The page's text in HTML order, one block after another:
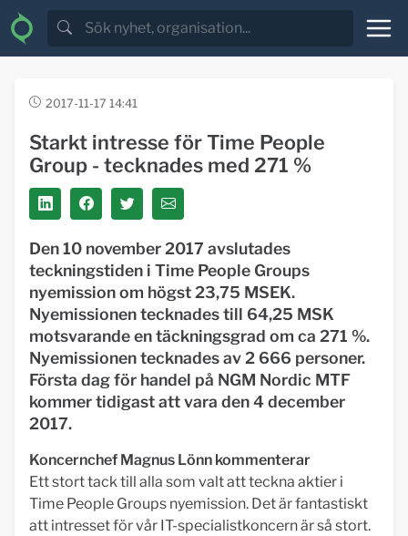
2017-11-17 14:41
Starkt intresse för Time People
Group - tecknades med 271 %
Den 10 november 2017 avslutades
teckningstiden i Time People Groups
nyemission om högst 23,75 MSEK.
Nyemissionen tecknades till 64,25 MSK
motsvarande en täckningsgrad om ca 271 %.
Nyemissionen tecknades av 2 666 personer.
Första dag för handel på NGM Nordic MTF
kommer tidigast att vara den 4 december
2017.
Koncernchef Magnus Lönn kommenterar
Ett stort tack till alla som valt att teckna aktier i
Time People Groups nyemission. Det är fantastiskt
att intresset för vår IT-specialistkoncern är så stort.